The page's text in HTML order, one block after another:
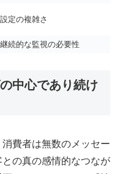
設定の複雑さ
継続的な監視の必要性
中心であり続け
費者は無数のメッセー
の真の感情的なつなが